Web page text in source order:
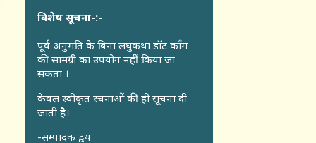
विशेष सूचना-:-
पूर्व अनुमति के बिना लघुकथा डॉट कॉंम
की सामग्री का उपयोग नहीं किया जा
सकता ।
केवल स्वीकृत रचनाओं की ही सूचना दी
जाती है।
-सम्पादक द्वय